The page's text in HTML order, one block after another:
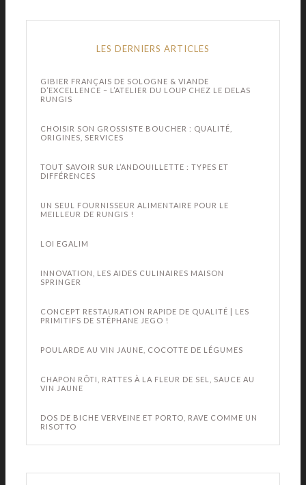
LES DERNIERS ARTICLES
GIBIER FRANÇAIS DE SOLOGNE & VIANDE
D’EXCELLENCE – L’ATELIER DU LOUP CHEZ LE DELAS
RUNGIS
CHOISIR SON GROSSISTE BOUCHER : QUALITÉ,
ORIGINES, SERVICES
TOUT SAVOIR SUR L’ANDOUILLETTE : TYPES ET
DIFFÉRENCES
UN SEUL FOURNISSEUR ALIMENTAIRE POUR LE
MEILLEUR DE RUNGIS !
LOI EGALIM
INNOVATION, LES AIDES CULINAIRES MAISON
SPRINGER
CONCEPT RESTAURATION RAPIDE DE QUALITÉ | LES
PRIMITIFS DE STÉPHANE JEGO !
POULARDE AU VIN JAUNE, COCOTTE DE LÉGUMES
CHAPON RÔTI, RATTES À LA FLEUR DE SEL, SAUCE AU
VIN JAUNE
DOS DE BICHE VERVEINE ET PORTO, RAVE COMME UN
RISOTTO